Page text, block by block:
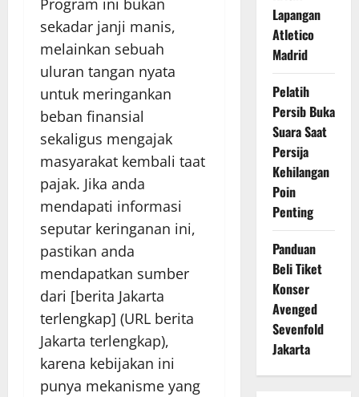
sekadar janji manis,
melainkan sebuah
uluran tangan nyata
untuk meringankan
beban finansial
sekaligus mengajak
masyarakat kembali taat
pajak. Jika anda
mendapati informasi
seputar keringanan ini,
pastikan anda
mendapatkan sumber
dari [berita Jakarta
terlengkap] (URL berita
Jakarta terlengkap),
karena kebijakan ini
punya mekanisme yang
Lapangan
Atletico
Madrid
Pelatih
Persib Buka
Suara Saat
Persija
Kehilangan
Poin
Penting
Panduan
Beli Tiket
Konser
Avenged
Sevenfold
Jakarta